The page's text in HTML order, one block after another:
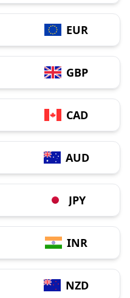
EUR
GBP
CAD
AUD
JPY
INR
NZD